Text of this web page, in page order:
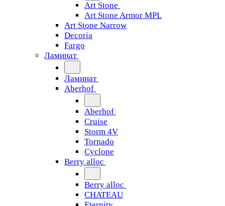
Art Stone
Art Stone Armor MPL
Art Stone Narrow
Decoria
Fargo
Ламинат
Ламинат
Aberhof
Aberhof
Cruise
Storm 4V
Tornado
Сyclone
Berry alloc
Berry alloc
CHATEAU